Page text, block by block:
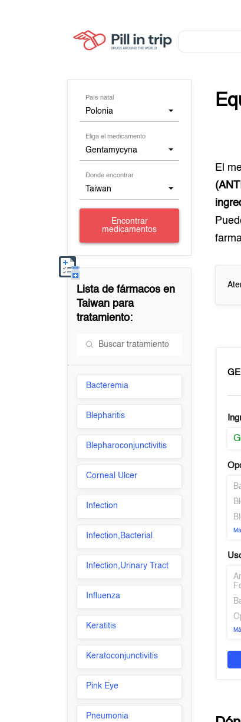
País natal
Polonia
Eliga el medicamento
Gentamycyna
Donde encontrar
Taiwan
Encontrar
medicamentos
Lista de fármacos en
Taiwan para
tratamiento:
Bacteremia
Blepharitis
Blepharoconjunctivitis
Corneal Ulcer
Infection
Infection,Bacterial
Infection,Urinary Tract
Influenza
Keratitis
Keratoconjunctivitis
Pink Eye
Pneumonia
El